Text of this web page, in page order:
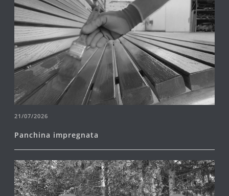
21/07/2026
Panchina impregnata